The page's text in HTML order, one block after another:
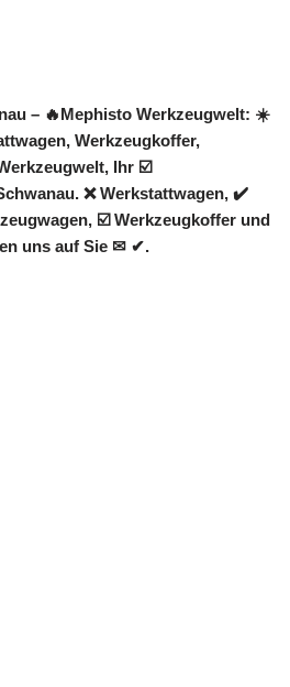
– 🔥Mephisto Werkzeugwelt: ☀️
Werkzeugkoffer,
Ihr ☑️
❌ Werkstattwagen, ✔️
☑️ Werkzeugkoffer und
uns auf Sie ✉ ✔.